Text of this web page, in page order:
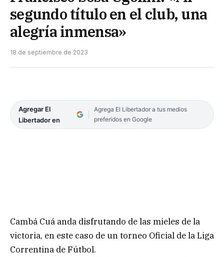
segundo título en el club, una
alegría inmensa»
18 de septiembre de 2023
Agregar El
Libertador en
Agrega El Libertador a tus medios
preferidos en Google
Cambá Cuá anda disfrutando de las mieles de la
victoria, en este caso de un torneo Oficial de la Liga
Correntina de Fútbol.